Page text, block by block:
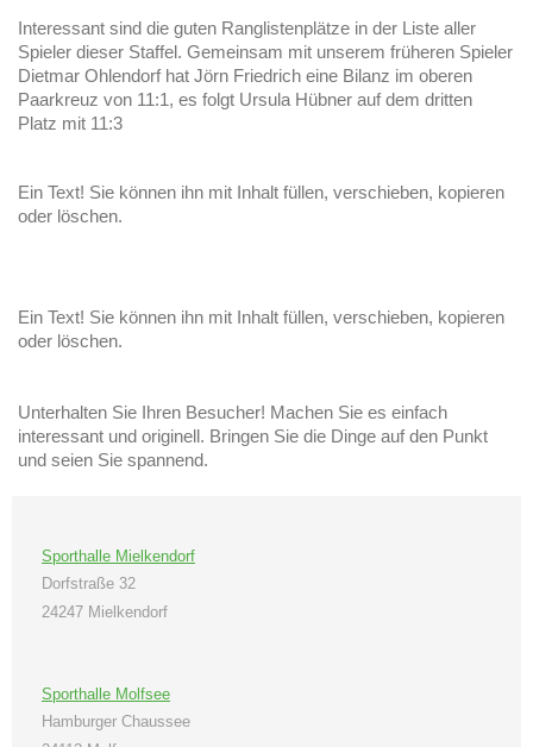
Interessant sind die guten Ranglistenplätze in der Liste aller
Spieler dieser Staffel. Gemeinsam mit unserem früheren Spieler
Dietmar Ohlendorf hat Jörn Friedrich eine Bilanz im oberen
Paarkreuz von 11:1, es folgt Ursula Hübner auf dem dritten
Platz mit 11:3
Ein Text! Sie können ihn mit Inhalt füllen, verschieben, kopieren
oder löschen.
Ein Text! Sie können ihn mit Inhalt füllen, verschieben, kopieren
oder löschen.
Unterhalten Sie Ihren Besucher! Machen Sie es einfach
interessant und originell. Bringen Sie die Dinge auf den Punkt
und seien Sie spannend.
Sporthalle Mielkendorf
Dorfstraße 32
24247 Mielkendorf
Sporthalle Molfsee
Hamburger Chaussee